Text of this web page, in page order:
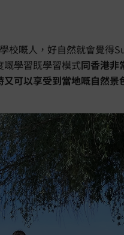
嘅人，好自然就會覺得
嘅學習既學習模式同香港非
又可以享受到當地嘅自然景